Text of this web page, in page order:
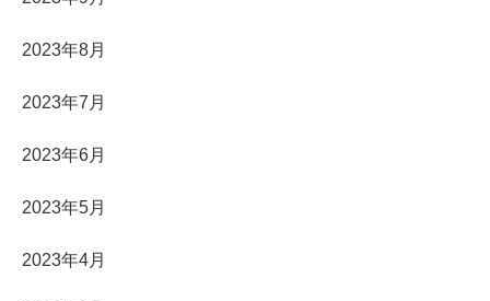
2023年8月
2023年7月
2023年6月
2023年5月
2023年4月